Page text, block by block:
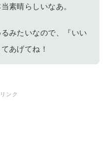
素晴らしいなあ。
みたいなので、『いい
あげてね！
ンク